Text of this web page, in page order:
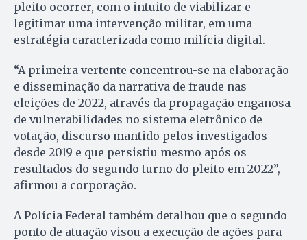
pleito ocorrer, com o intuito de viabilizar e
legitimar uma intervenção militar, em uma
estratégia caracterizada como milícia digital.
“A primeira vertente concentrou-se na elaboração
e disseminação da narrativa de fraude nas
eleições de 2022, através da propagação enganosa
de vulnerabilidades no sistema eletrônico de
votação, discurso mantido pelos investigados
desde 2019 e que persistiu mesmo após os
resultados do segundo turno do pleito em 2022”,
afirmou a corporação.
A Polícia Federal também detalhou que o segundo
ponto de atuação visou a execução de ações para